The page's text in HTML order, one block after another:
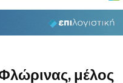
μέλος